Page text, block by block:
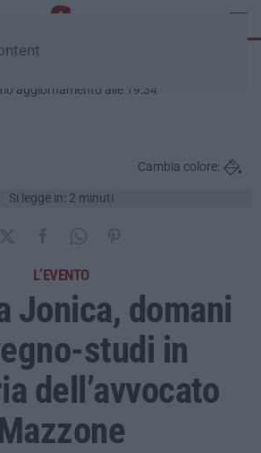
aggiornamento alle 19:34
Si legge in: 2 minuti
Cambia colore:
L’EVENTO
Jonica, domani
studi in
dell’avvocato